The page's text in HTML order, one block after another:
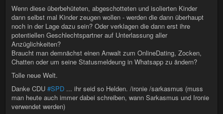
Wenn diese überbehüteten, abgeschotteten und isolierten Kinder
dann selbst mal Kinder zeugen wollen - werden die dann überhaupt
noch in der Lage dazu sein? Oder verklagen die dann erst ihre
potentiellen Geschlechtspartner auf Unterlassung aller
Anzüglichkeiten?
Braucht man demnächst einen Anwalt zum OnlineDating, Zocken,
Chatten oder um seine Statusmeldeung in Whatsapp zu ändern?
Tolle neue Welt.
Danke CDU #SPD ... ihr seid so Helden. /ironie /sarkasmus (muss
man heute auch immer dabei schreiben, wann Sarkasmus und Ironie
verwendet werden)